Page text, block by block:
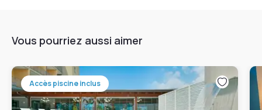
Vous pourriez aussi aimer
Accès piscine inclus